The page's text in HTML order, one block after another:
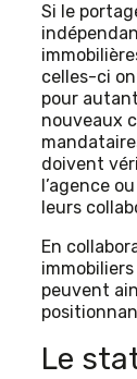
Si le
celles-ci
pour
nouveaux
doivent
l’agence
leurs
En
peuvent
Le